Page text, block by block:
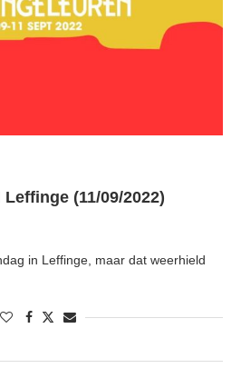
Leffinge (11/09/2022)
in Leffinge, maar dat weerhield